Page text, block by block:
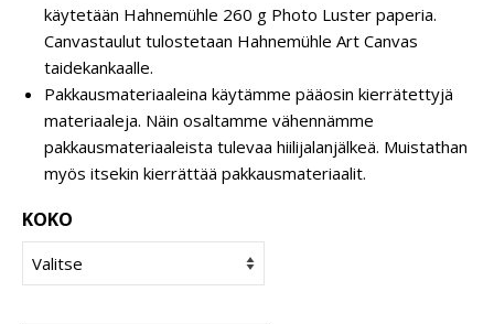
käytetään Hahnemühle 260 g Photo Luster paperia.
Canvastaulut tulostetaan Hahnemühle Art Canvas
taidekankaalle.
Pakkausmateriaaleina käytämme pääosin kierrätettyjä
materiaaleja. Näin osaltamme vähennämme
pakkausmateriaaleista tulevaa hiilijalanjälkeä. Muistathan
myös itsekin kierrättää pakkausmateriaalit.
KOKO